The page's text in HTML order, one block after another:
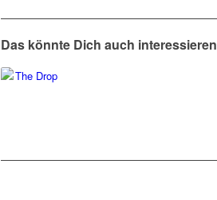
Das könnte Dich auch interessieren